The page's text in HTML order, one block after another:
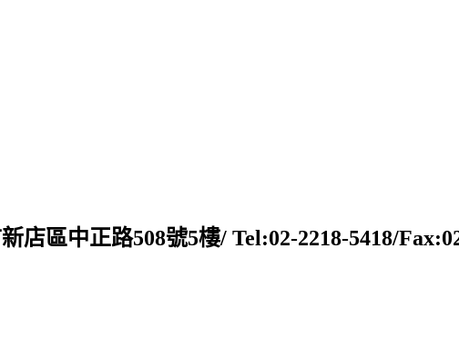
店區中正路508號5樓/ Tel:02-2218-5418/